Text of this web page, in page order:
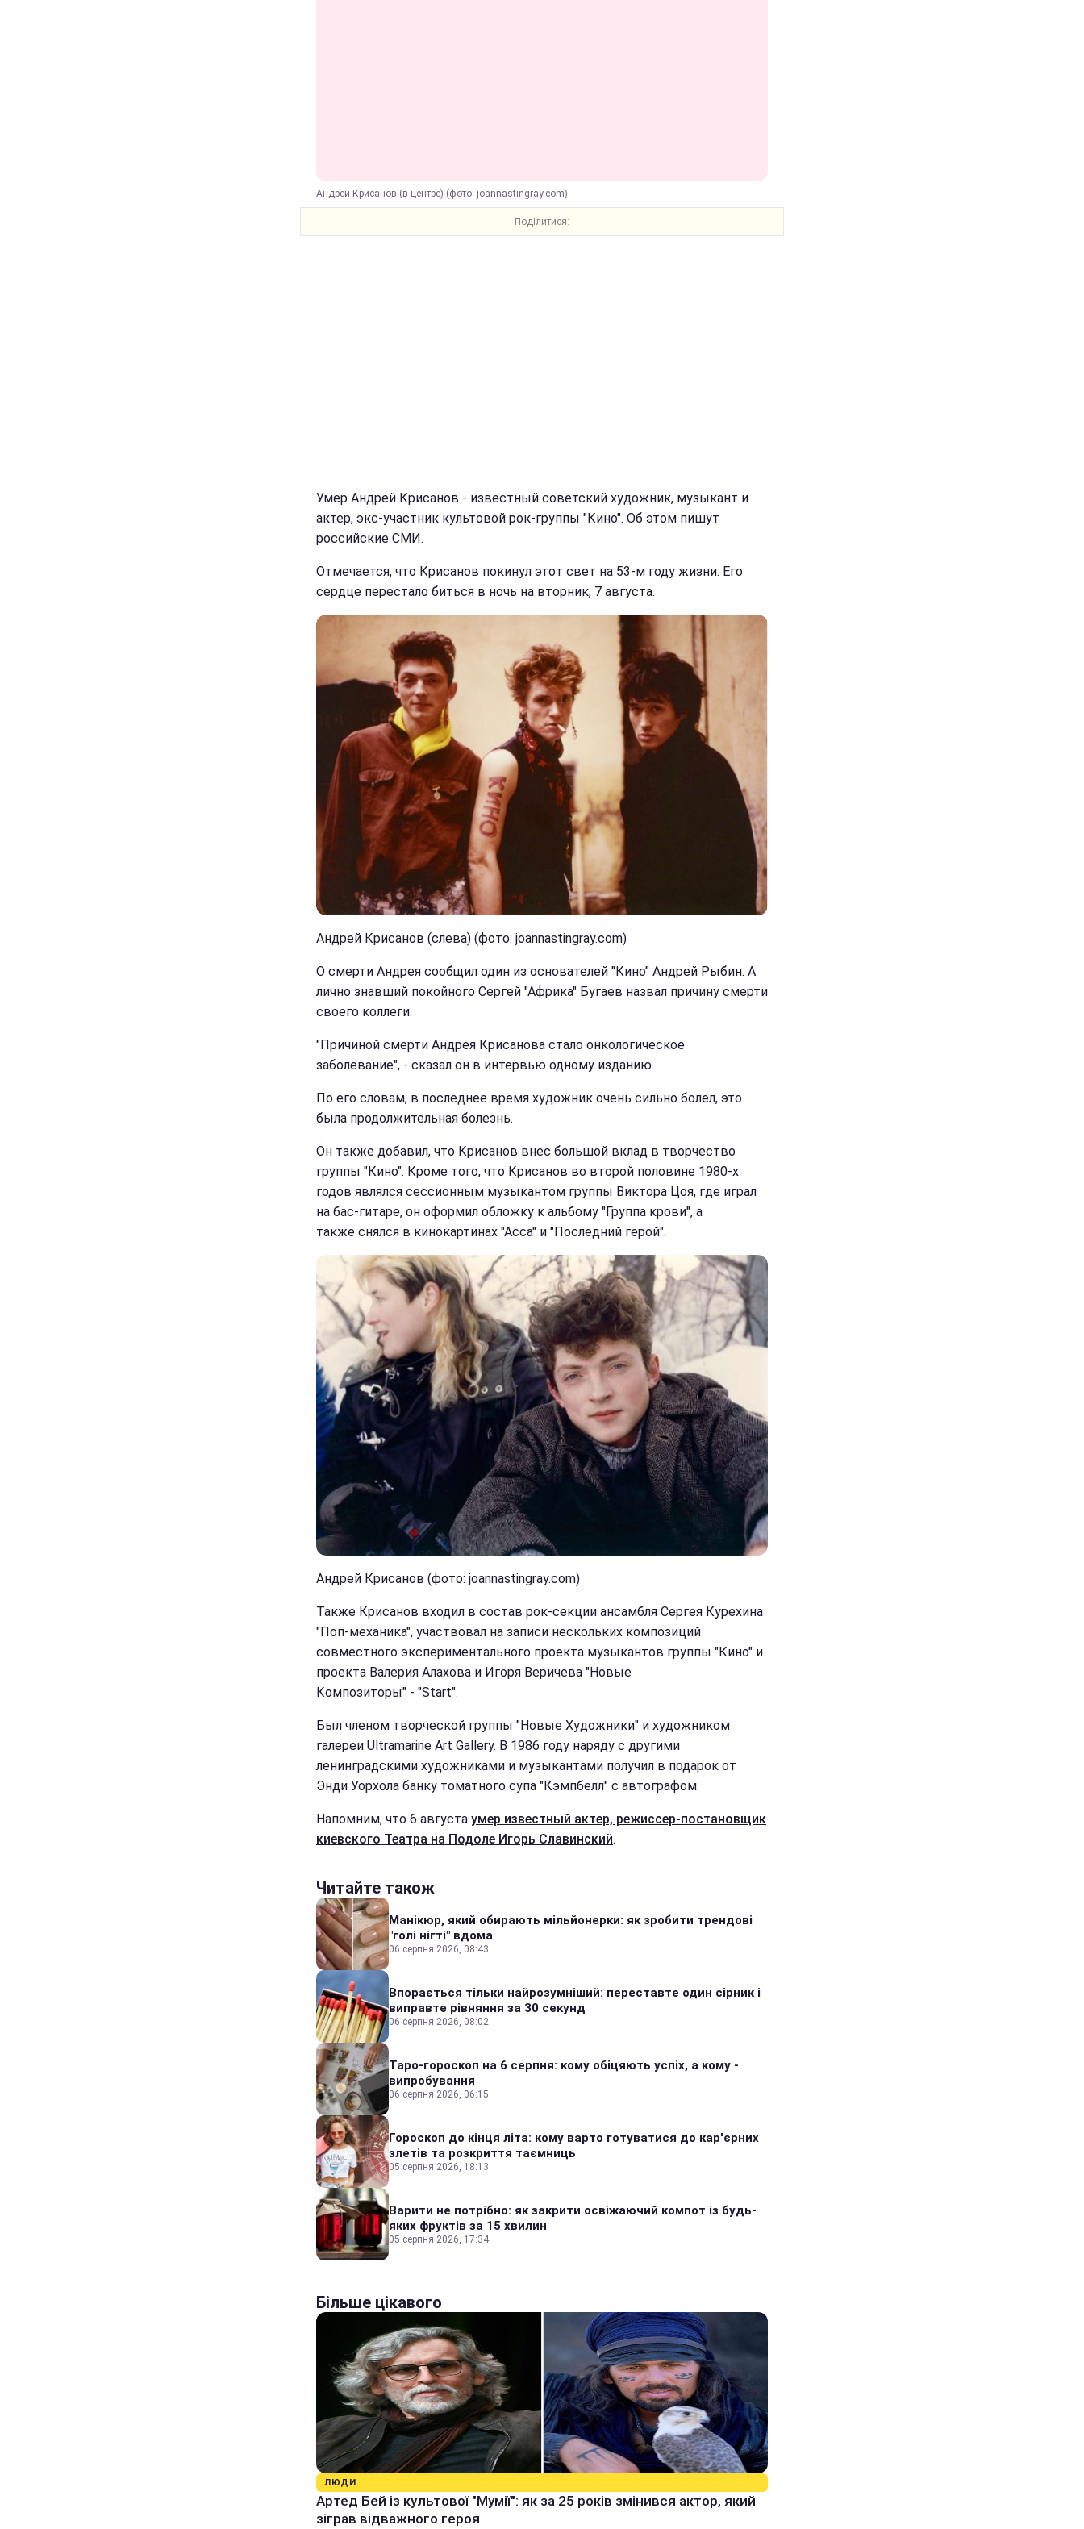
Андрей Крисанов (в центре) (фото: joannastingray.com)
Поділитися:
Умер Андрей Крисанов - известный советский художник, музыкант и
актер, экс-участник культовой рок-группы "Кино". Об этом пишут
российские СМИ.
Отмечается, что Крисанов покинул этот свет на 53-м году жизни. Его
сердце перестало биться в ночь на вторник, 7 августа.
Андрей Крисанов (слева) (фото: joannastingray.com)
О смерти Андрея сообщил один из основателей "Кино" Андрей Рыбин. А
лично знавший покойного Сергей "Африка" Бугаев назвал причину смерти
своего коллеги.
"Причиной смерти Андрея Крисанова стало онкологическое
заболевание", - сказал он в интервью одному изданию.
По его словам, в последнее время художник очень сильно болел, это
была продолжительная болезнь.
Он также добавил, что Крисанов внес большой вклад в творчество
группы "Кино". Кроме того, что Крисанов во второй половине 1980-х
годов являлся сессионным музыкантом группы Виктора Цоя, где играл
на бас-гитаре, он оформил обложку к альбому "Группа крови", а
также снялся в кинокартинах "Асса" и "Последний герой".
Андрей Крисанов (фото: joannastingray.com)
Также Крисанов входил в состав рок-секции ансамбля Сергея Курехина
"Поп-механика", участвовал на записи нескольких композиций
совместного экспериментального проекта музыкантов группы "Кино" и
проекта Валерия Алахова и Игоря Веричева "Новые
Композиторы" - "Start".
Был членом творческой группы "Новые Художники" и художником
галереи Ultramarine Art Gallery. В 1986 году наряду с другими
ленинградскими художниками и музыкантами получил в подарок от
Энди Уорхола банку томатного супа "Кэмпбелл" с автографом.
Напомним, что 6 августа умер известный актер, режиссер-постановщик
киевского Театра на Подоле Игорь Славинский.
Читайте також
Манікюр, який обирають мільйонерки: як зробити трендові
"голі нігті" вдома
06 серпня 2026, 08:43
Впорається тільки найрозумніший: переставте один сірник і
виправте рівняння за 30 секунд
06 серпня 2026, 08:02
Таро-гороскоп на 6 серпня: кому обіцяють успіх, а кому -
випробування
06 серпня 2026, 06:15
Гороскоп до кінця літа: кому варто готуватися до кар'єрних
злетів та розкриття таємниць
05 серпня 2026, 18:13
Варити не потрібно: як закрити освіжаючий компот із будь-
яких фруктів за 15 хвилин
05 серпня 2026, 17:34
Більше цікавого
ЛЮДИ
Артед Бей із культової "Мумії": як за 25 років змінився актор, який
зіграв відважного героя